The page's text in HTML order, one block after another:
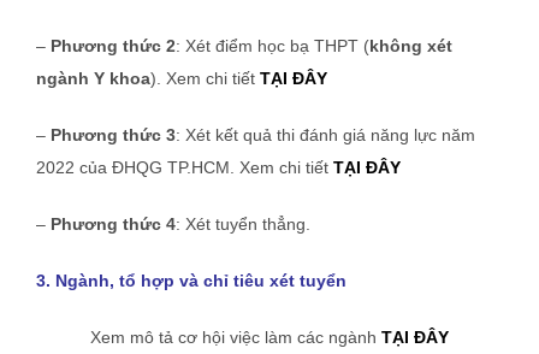
– Phương thức 2: Xét điểm học bạ THPT (không xét
ngành Y khoa). Xem chi tiết TẠI ĐÂY
– Phương thức 3: Xét kết quả thi đánh giá năng lực năm
2022 của ĐHQG TP.HCM. Xem chi tiết TẠI ĐÂY
– Phương thức 4: Xét tuyển thẳng.
3. Ngành, tổ hợp và chỉ tiêu xét tuyển
Xem mô tả cơ hội việc làm các ngành TẠI ĐÂY